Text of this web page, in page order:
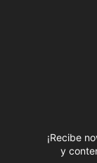
¡Recibe
y